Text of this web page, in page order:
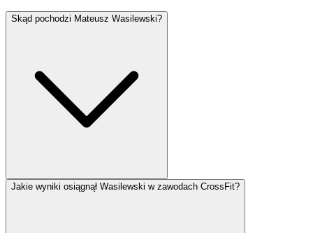
Skąd pochodzi Mateusz Wasilewski?
Jakie wyniki osiągnął Wasilewski w zawodach CrossFit?